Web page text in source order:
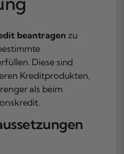
beantragen zu
Diese sind
Kreditprodukten,
als beim